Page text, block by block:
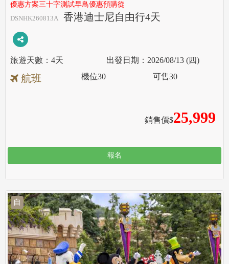
優惠方案三十字測試早鳥優惠預購從
DSNHK260813A
香港迪士尼自由行4天
4天 2026/08/13 (四)
航班
銷售價$25,999
機位30 可售30
報名
自